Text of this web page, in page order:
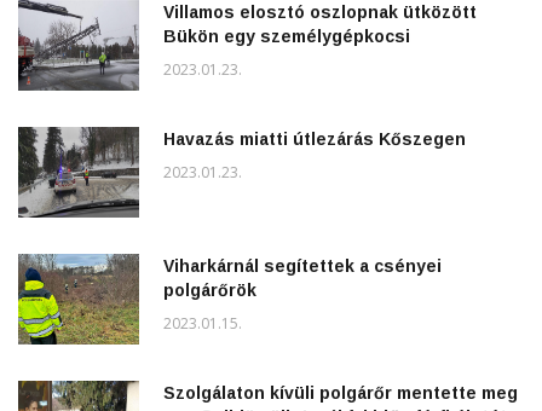
Villamos elosztó oszlopnak ütközött
Bükön egy személygépkocsi
2023.01.23.
Havazás miatti útlezárás Kőszegen
2023.01.23.
Viharkárnál segítettek a csényei
polgárőrök
2023.01.15.
Szolgálaton kívüli polgárőr mentette meg